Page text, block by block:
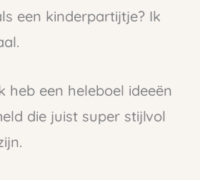
een kinderpartijtje? Ik
heb een heleboel ideeën
die juist super stijlvol